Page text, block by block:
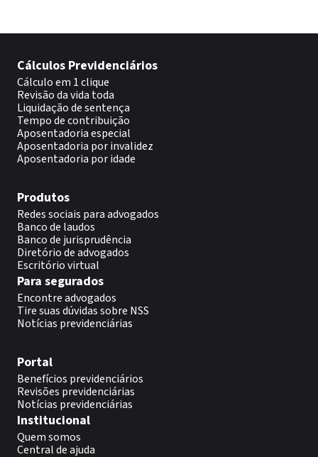
Cálculos Previdenciários
Cálculo em 1 clique
Revisão da vida toda
Liquidação de sentença
Tempo de contribuição
Aposentadoria especial
Aposentadoria por invalidez
Aposentadoria por idade
Produtos
Redes sociais para advogados
Banco de laudos
Banco de jurisprudência
Diretório de advogados
Escritório virtual
Para segurados
Encontre advogados
Tire suas dúvidas sobre NSS
Notícias previdenciárias
Portal
Benefícios previdenciários
Revisões previdenciárias
Notícias previdenciárias
Institucional
Quem somos
Central de ajuda